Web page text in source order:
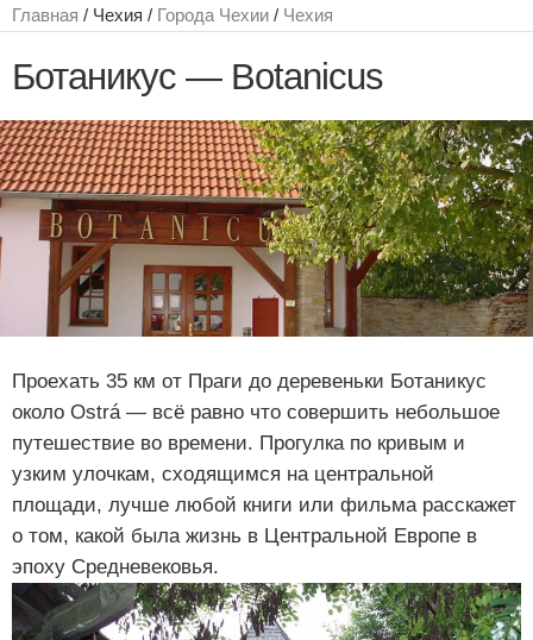
Главная / Чехия / Города Чехии / Чехия
Ботаникус — Botanicus
Проехать 35 км от Праги до деревеньки Ботаникус
около Ostrá — всё равно что совершить небольшое
путешествие во времени. Прогулка по кривым и
узким улочкам, сходящимся на центральной
площади, лучше любой книги или фильма расскажет
о том, какой была жизнь в Центральной Европе в
эпоху Средневековья.